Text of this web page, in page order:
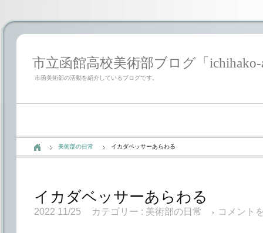
市立函館高校美術部ブログ「ichihako-
市函美術部の活動を紹介しているブログです。
美術部の日常 イカダベッサーあらわる
イカダベッサーあらわる
2022 11/25 カテゴリー : 美術部の日常 コメント